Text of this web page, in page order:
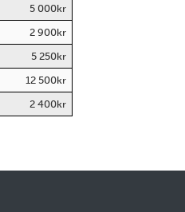
5 000kr
2 900kr
5 250kr
12 500kr
2 400kr